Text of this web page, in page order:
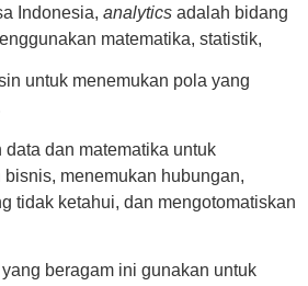
Indonesia, analytics adalah bidang
matematika, statistik,
untuk menemukan pola yang
dan matematika untuk
menemukan hubungan,
tidak ketahui, dan mengotomatiskan
beragam ini gunakan untuk